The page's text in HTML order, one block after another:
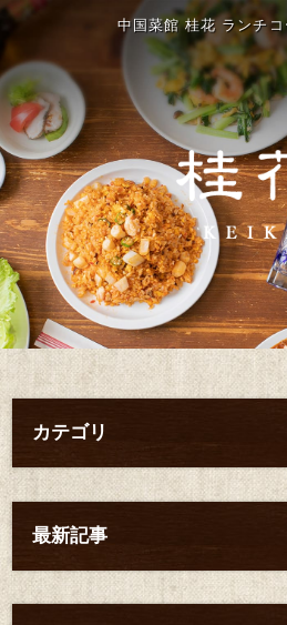
中国菜館 桂花 ランチ
カテゴリ
最新記事